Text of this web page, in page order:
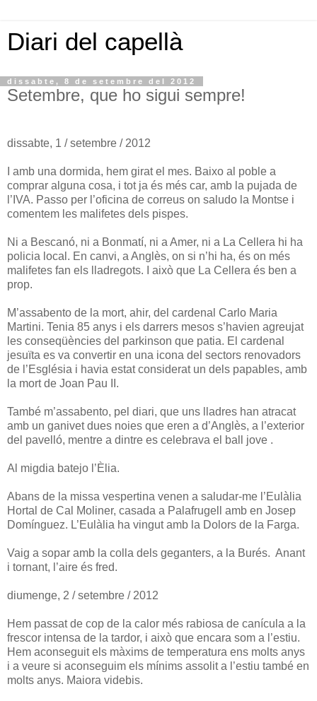
Diari del capellà
dissabte, 8 de setembre del 2012
Setembre, que ho sigui sempre!
dissabte, 1 / setembre / 2012
I amb una dormida, hem girat el mes. Baixo al poble a
comprar alguna cosa, i tot ja és més car, amb la pujada de
l’IVA. Passo per l’oficina de correus on saludo la Montse i
comentem les malifetes dels pispes.
Ni a Bescanó, ni a Bonmatí, ni a Amer, ni a La Cellera hi ha
policia local. En canvi, a Anglès, on si n’hi ha, és on més
malifetes fan els lladregots. I això que La Cellera és ben a
prop.
M’assabento de la mort, ahir, del cardenal Carlo Maria
Martini. Tenia 85 anys i els darrers mesos s’havien agreujat
les conseqüències del parkinson que patia. El cardenal
jesuïta es va convertir en una icona del sectors renovadors
de l’Església i havia estat considerat un dels papables, amb
la mort de Joan Pau II.
També m’assabento, pel diari, que uns lladres han atracat
amb un ganivet dues noies que eren a d’Anglès, a l’exterior
del pavelló, mentre a dintre es celebrava el ball jove .
Al migdia batejo l’Èlia.
Abans de la missa vespertina venen a saludar-me l’Eulàlia
Hortal de Cal Moliner, casada a Palafrugell amb en Josep
Domínguez. L’Eulàlia ha vingut amb la Dolors de la Farga.
Vaig a sopar amb la colla dels geganters, a la Burés. Anant
i tornant, l’aire és fred.
diumenge, 2 / setembre / 2012
Hem passat de cop de la calor més rabiosa de canícula a la
frescor intensa de la tardor, i això que encara som a l’estiu.
Hem aconseguit els màxims de temperatura ens molts anys
i a veure si aconseguim els mínims assolit a l’estiu també en
molts anys. Maiora videbis.